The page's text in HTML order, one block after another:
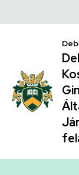
|
Egyetem
Kossuth
Lajos
Gyakorló
a